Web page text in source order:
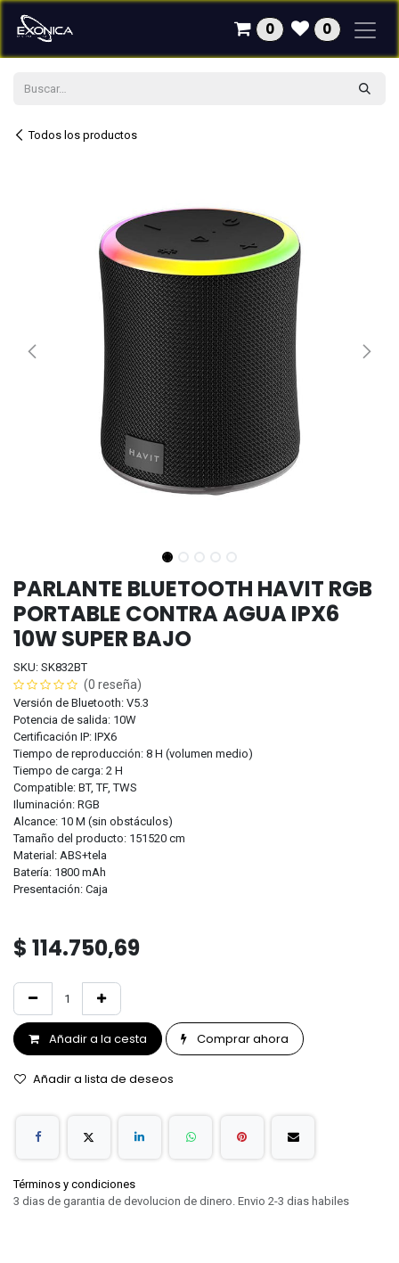
Ir al contenido
0 0
Todos los productos
PARLANTE BLUETOOTH HAVIT RGB
PORTABLE CONTRA AGUA IPX6
10W SUPER BAJO
SKU: SK832BT
(0 reseña)
Versión de Bluetooth: V5.3
Potencia de salida: 10W
Certificación IP: IPX6
Tiempo de reproducción: 8 H (volumen medio)
Tiempo de carga: 2 H
Compatible: BT, TF, TWS
Iluminación: RGB
Alcance: 10 M (sin obstáculos)
Tamaño del producto: 151520 cm
Material: ABS+tela
Batería: 1800 mAh
Presentación: Caja
$ 114.750,69
Añadir a la cesta Comprar ahora
Añadir a lista de deseos
Términos y condiciones
3 dias de garantia de devolucion de dinero. Envio 2-3 dias habiles